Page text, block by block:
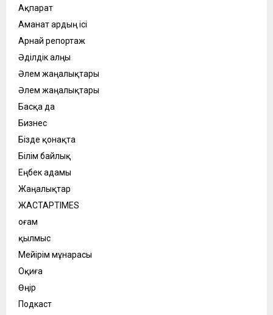
Ақпарат
Аманат ардың ісі
Арнай репортаж
Әділдік алңы
Әлем жаңалықтары
Әлем жаңалықтары
Басқа да
Бизнес
Бізде қонақта
Білім байлық
Еңбек адамы
Жаңалықтар
ЖАСТАРTIMES
Қоғам
қылмыс
Мейірім мұнарасы
Оқиға
Өңір
Подкаст